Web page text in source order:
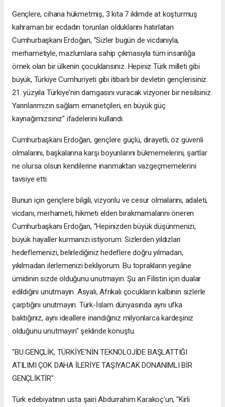
Gençlere, cihana hükmetmiş, 3 kıta 7 iklimde at koşturmuş
kahraman bir ecdadın torunları olduklarını hatırlatan
Cumhurbaşkanı Erdoğan, "Sizler bugün de vicdanıyla,
merhametiyle, mazlumlara sahip çıkmasıyla tüm insanlığa
örnek olan bir ülkenin çocuklarısınız. Hepiniz Türk milleti gibi
büyük, Türkiye Cumhuriyeti gibi itibarlı bir devletin gençlerisiniz.
21. yüzyıla Türkiye'nin damgasını vuracak vizyoner bir nesilsiniz.
Yarınlarımızın sağlam emanetçileri, en büyük güç
kaynağımızsınız" ifadelerini kullandı.
Cumhurbaşkanı Erdoğan, gençlere güçlü, dirayetli, öz güvenli
olmalarını, başkalarına karşı boyunlarını bükmemelerini, şartlar
ne olursa olsun kendilerine inanmaktan vazgeçmemelerini
tavsiye etti.
Bunun için gençlere bilgili, vizyonlu ve cesur olmalarını, adaleti,
vicdanı, merhameti, hikmeti elden bırakmamalarını öneren
Cumhurbaşkanı Erdoğan, "Hepinizden büyük düşünmenizi,
büyük hayaller kurmanızı istiyorum. Sizlerden yıldızları
hedeflemenizi, belirlediğiniz hedeflere doğru yılmadan,
yıkılmadan ilerlemenizi bekliyorum. Bu toprakların yegâne
ümidinin sizde olduğunu unutmayın. Şu an Filistin için dualar
edildiğini unutmayın. Asyalı, Afrikalı çocukların kalbinin sizlerle
çarptığını unutmayın. Türk-İslam dünyasında aynı ufka
baktığınız, aynı ideallere inandığınız milyonlarca kardeşiniz
olduğunu unutmayın" şeklinde konuştu.
"BU GENÇLİK, TÜRKİYE’NİN TEKNOLOJİDE BAŞLATTIĞI
ATILIMI ÇOK DAHA İLERİYE TAŞIYACAK DONANIMLI BİR
GENÇLİKTİR"
Türk edebiyatının usta şairi Abdurrahim Karakoç'un, "Kirli